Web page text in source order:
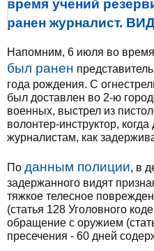
время учений
ранен журналист.
Напомним, 6 июля во
был ранен
года рождения. С
был доставлен во 2-ю
военных, выстрел из
волонтер-инструктор,
журналистам, как
По данным полиции, в
задержанного видят
тяжкое телесное
(статья 128 Уголовного
обращение с оружием
пресечения - 60 дней